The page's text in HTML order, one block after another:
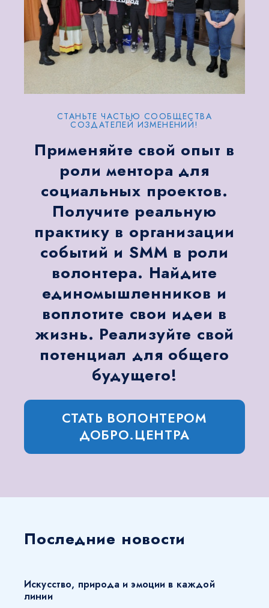
СТАНЬТЕ ЧАСТЬЮ СООБЩЕСТВА
СОЗДАТЕЛЕЙ ИЗМЕНЕНИЙ!
Применяйте свой опыт в
роли ментора для
социальных проектов.
Получите реальную
практику в организации
событий и SMM в роли
волонтера. Найдите
единомышленников и
воплотите свои идеи в
жизнь. Реализуйте свой
потенциал для общего
будущего!
СТАТЬ ВОЛОНТЕРОМ
ДОБРО.ЦЕНТРА
Последние новости
Искусство, природа и эмоции в каждой
линии